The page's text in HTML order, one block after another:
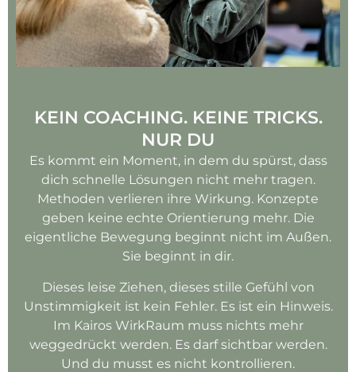
KEIN COACHING. KEINE TRICKS.
NUR DU
Es kommt ein Moment, in dem du spürst, dass
dich schnelle Lösungen nicht mehr tragen.
Methoden verlieren ihre Wirkung. Konzepte
geben keine echte Orientierung mehr. Die
eigentliche Bewegung beginnt nicht im Außen.
Sie beginnt in dir.
Dieses leise Ziehen, dieses stille Gefühl von
Unstimmigkeit ist kein Fehler. Es ist ein Hinweis.
Im Kairos WirkRaum muss nichts mehr
weggedrückt werden. Es darf sichtbar werden.
Und du musst es nicht kontrollieren.